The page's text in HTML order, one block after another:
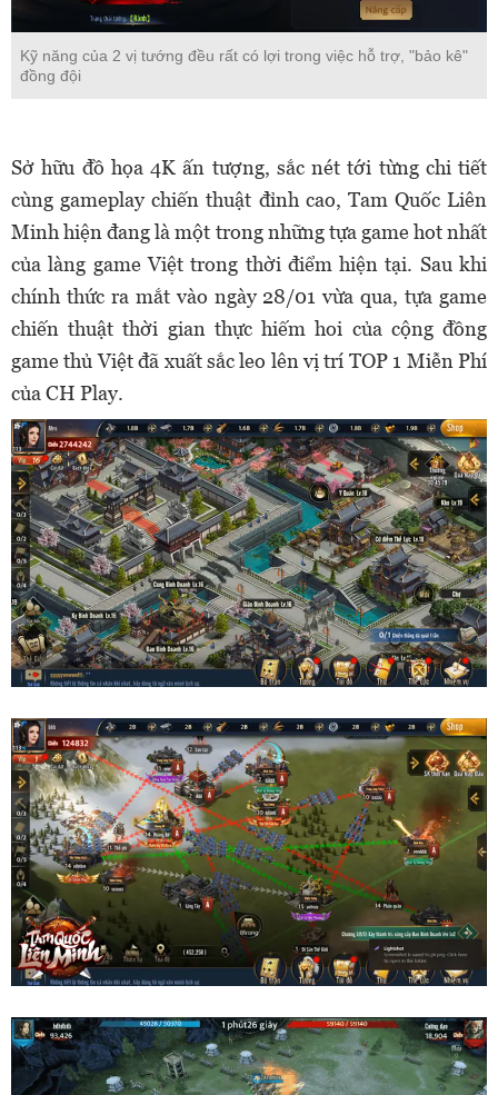
Kỹ năng của 2 vị tướng đều rất có lợi trong việc hỗ trợ, "bảo kê"
đồng đội
Sở hữu đồ họa 4K ấn tượng, sắc nét tới từng chi tiết
cùng gameplay chiến thuật đỉnh cao, Tam Quốc Liên
Minh hiện đang là một trong những tựa game hot nhất
của làng game Việt trong thời điểm hiện tại. Sau khi
chính thức ra mắt vào ngày 28/01 vừa qua, tựa game
chiến thuật thời gian thực hiếm hoi của cộng đồng
game thủ Việt đã xuất sắc leo lên vị trí TOP 1 Miễn Phí
của CH Play.